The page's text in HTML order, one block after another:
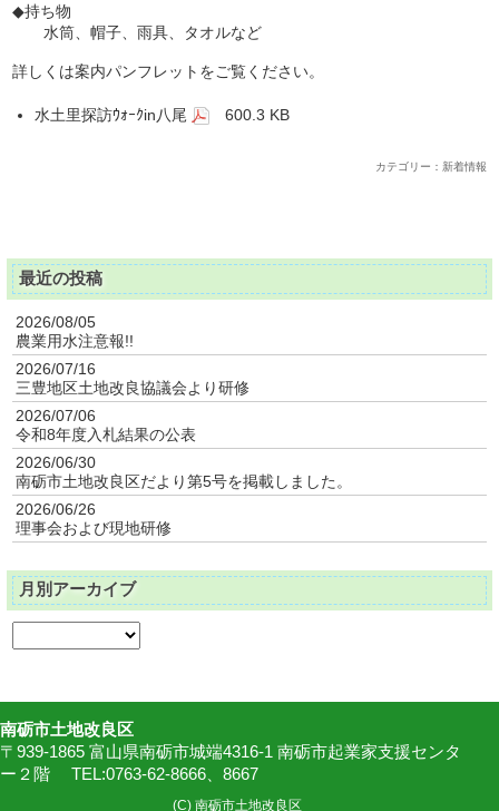
◆持ち物
水筒、帽子、雨具、タオルなど
詳しくは案内パンフレットをご覧ください。
水土里探訪ｳｫｰｸin八尾 600.3 KB
カテゴリー：新着情報
最近の投稿
2026/08/05
農業用水注意報!!
2026/07/16
三豊地区土地改良協議会より研修
2026/07/06
令和8年度入札結果の公表
2026/06/30
南砺市土地改良区だより第5号を掲載しました。
2026/06/26
理事会および現地研修
月別アーカイブ
南砺市土地改良区
〒939-1865 富山県南砺市城端4316-1 南砺市起業家支援センタ
ー２階 TEL:0763-62-8666、8667
(C) 南砺市土地改良区